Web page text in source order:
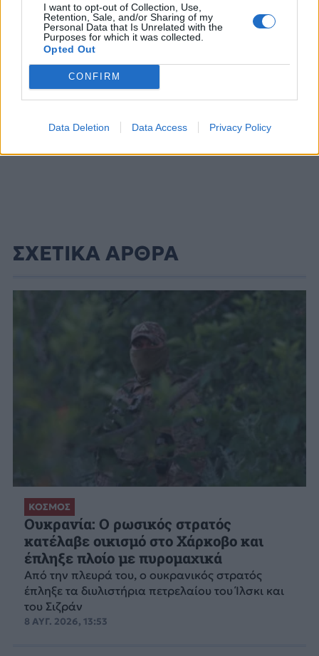
I want to opt-out of Collection, Use,
Retention, Sale, and/or Sharing of my
Personal Data that Is Unrelated with the
Purposes for which it was collected.
Opted Out
CONFIRM
Data Deletion Data Access Privacy Policy
ΔΙΑΦΗΜΙΣΗ
ΣΧΕΤΙΚΑ ΑΡΘΡΑ
ΚΟΣΜΟΣ
Ουκρανία: Ο ρωσικός στρατός
κατέλαβε οικισμό στο Χάρκοβο και
έπληξε πλοίο με πυρομαχικά
Από την πλευρά του, ο ουκρανικός στρατός
έπληξε τα διυλιστήρια πετρελαίου του Ίλσκι και
του Σιζράν
8 ΑΥΓ. 2026, 13:53